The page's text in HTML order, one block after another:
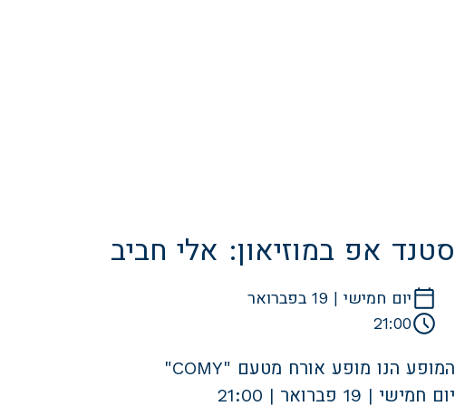
סטנד אפ במוזיאון: אלי חביב
יום חמישי | 19 בפברואר
21:00
המופע הנו מופע אורח מטעם "COMY"
יום חמישי | 19 פברואר | 21:00